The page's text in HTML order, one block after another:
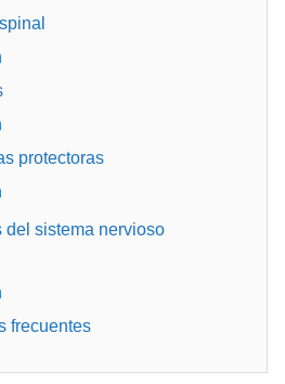
protectoras
del sistema nervioso
frecuentes